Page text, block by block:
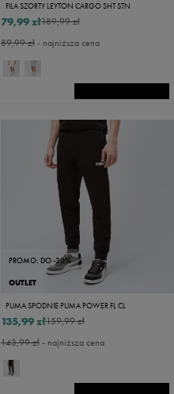
FILA SZORTY LEYTON CARGO SHT STN
189,99 zł
79,99 zł
89,99 zł- najniższa cena
PROMO: DO -30%
OUTLET
PUMA SPODNIE PUMA POWER FL CL
159,99 zł
135,99 zł
143,99 zł- najniższa cena